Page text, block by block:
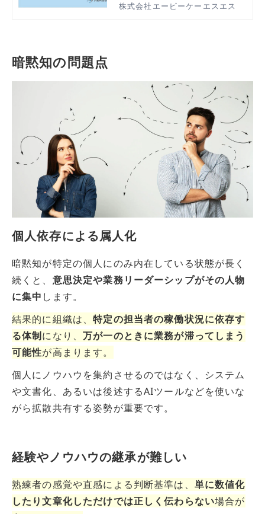
のヒントをまとめた資料をダウン
株式会社エービーケーエスエス
暗黙知の問題点
個人依存による属人化
暗黙知が特定の個人にのみ内在している状態が長く
続くと、 意思決定や業務リーダーシップがその人物
に集中 します。
結果的に組織は、特定の担当者の稼働状況に依存す
る体制になり、万が一のときに業務が滞ってしまう
可能性が高まります。
個人にノウハウを集約させるのではなく、システム
や文書化、あるいは後述するAIツールなどを使いな
がら拡散共有する姿勢が重要です。
経験やノウハウの継承が難しい
熟練者の感覚や直感による判断基準は、 単に数値化
したり文章化しただけでは正しく伝わらない場合が